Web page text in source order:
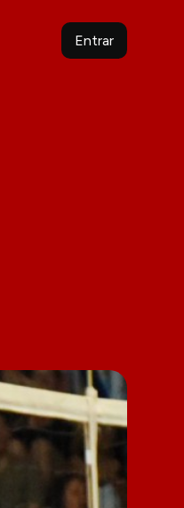
Entrar